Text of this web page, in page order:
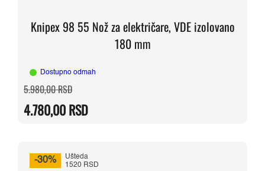
Knipex 98 55 Nož za električare, VDE izolovano
180 mm
Dostupno odmah
5.980,00RSDOriginalna
cena
bila:
5.980,00 RSD.
4.780,00RSD
Trenutna
cena
4.780,00 RSD.
-30%
Ušteda
1520 RSD